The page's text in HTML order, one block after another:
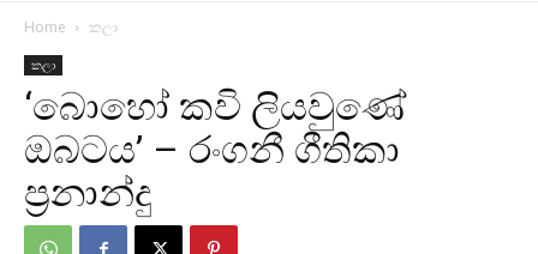
Home කලා
කලා
‘බොහෝ කවි ලියවුණේ
ඔබටය’ – රංගනී ගීතිකා
ප්‍රනාන්දු